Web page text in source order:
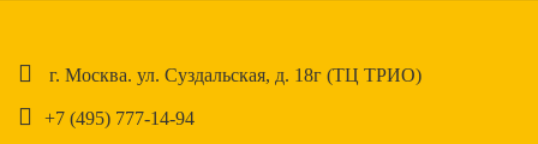
г. Москва. ул. Суздальская, д. 18г (ТЦ ТРИО)
+7 (495) 777-14-94